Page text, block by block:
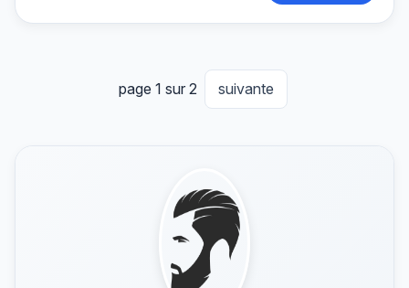
page 1 sur 2 suivante